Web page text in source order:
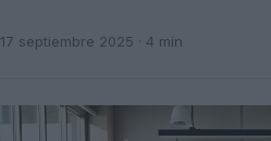
17 septiembre 2025 · 4 min